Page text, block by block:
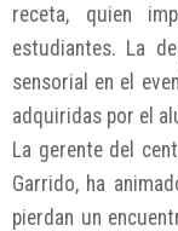
receta, quien
estudiantes. La
sensorial en el
adquiridas por el
La gerente del
Garrido, ha
pierdan un